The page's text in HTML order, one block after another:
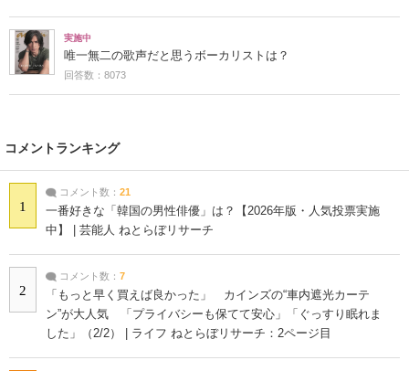
実施中
唯一無二の歌声だと思うボーカリストは？
回答数：8073
コメントランキング
1
コメント数： 21
一番好きな「韓国の男性俳優」は？【2026年版・人気投票実施
中】 | 芸能人 ねとらぼリサーチ
2
コメント数： 7
「もっと早く買えば良かった」 カインズの“車内遮光カーテ
ン”が大人気 「プライバシーも保てて安心」「ぐっすり眠れま
した」（2/2） | ライフ ねとらぼリサーチ：2ページ目